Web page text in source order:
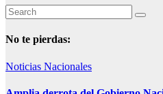
No te pierdas:
Noticias Nacionales